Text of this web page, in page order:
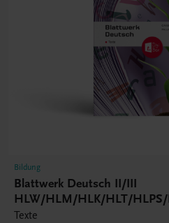
Bildung
Blattwerk Deutsch II/III
HLW/HLM/HLK/HLT/HLPS/
Texte